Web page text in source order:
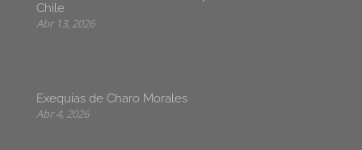
Chile
Abr 13, 2026
Exequias de Charo Morales
Abr 4, 2026